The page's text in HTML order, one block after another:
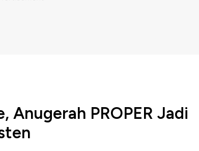
Anugerah PROPER Jadi